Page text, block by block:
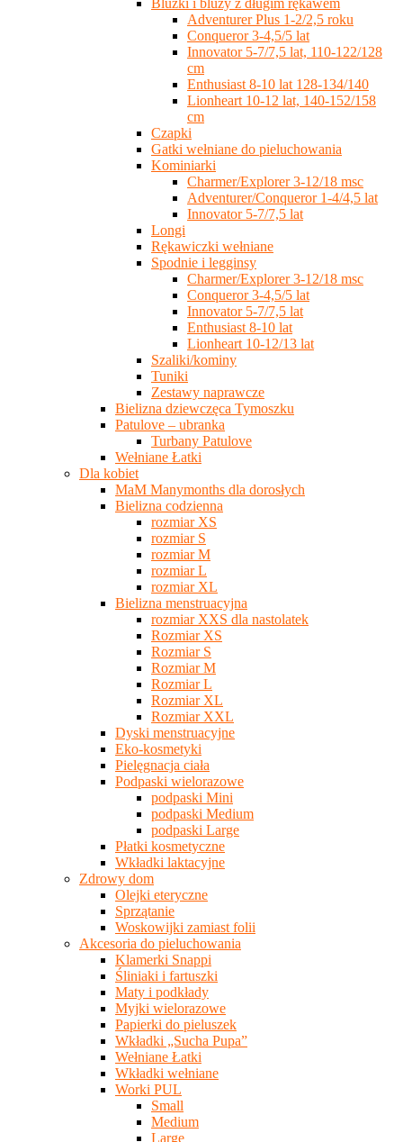
Adventurer Plus 1-2/2,5 roku
Conqueror 3-4,5/5 lat
Innovator 5-7/7,5 lat, 110-122/128
cm
Enthusiast 8-10 lat 128-134/140
Lionheart 10-12 lat, 140-152/158
cm
Czapki
Gatki wełniane do pieluchowania
Kominiarki
Charmer/Explorer 3-12/18 msc
Adventurer/Conqueror 1-4/4,5 lat
Innovator 5-7/7,5 lat
Longi
Rękawiczki wełniane
Spodnie i legginsy
Charmer/Explorer 3-12/18 msc
Conqueror 3-4,5/5 lat
Innovator 5-7/7,5 lat
Enthusiast 8-10 lat
Lionheart 10-12/13 lat
Szaliki/kominy
Tuniki
Zestawy naprawcze
Bielizna dziewczęca Tymoszku
Patulove – ubranka
Turbany Patulove
Wełniane Łatki
Dla kobiet
MaM Manymonths dla dorosłych
Bielizna codzienna
rozmiar XS
rozmiar S
rozmiar M
rozmiar L
rozmiar XL
Bielizna menstruacyjna
rozmiar XXS dla nastolatek
Rozmiar XS
Rozmiar S
Rozmiar M
Rozmiar L
Rozmiar XL
Rozmiar XXL
Dyski menstruacyjne
Eko-kosmetyki
Pielęgnacja ciała
Podpaski wielorazowe
podpaski Mini
podpaski Medium
podpaski Large
Płatki kosmetyczne
Wkładki laktacyjne
Zdrowy dom
Olejki eteryczne
Sprzątanie
Woskowijki zamiast folii
Akcesoria do pieluchowania
Klamerki Snappi
Śliniaki i fartuszki
Maty i podkłady
Myjki wielorazowe
Papierki do pieluszek
Wkładki „Sucha Pupa”
Wełniane Łatki
Wkładki wełniane
Worki PUL
Small
Medium
Large